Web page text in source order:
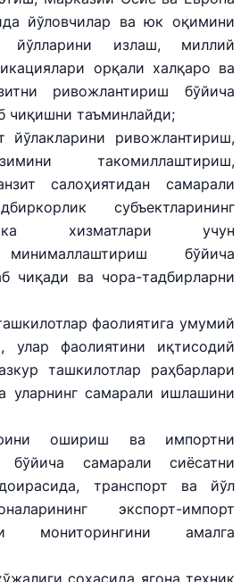
йўловчилар ва юк оқимини
йўлларини излаш, миллий
орқали халқаро ва
ривожлантириш бўйича
чиқишни таъминлайди;
йўлакларини ривожлантириш,
такомиллаштириш,
салоҳиятидан самарали
субъектларининг
хизматлари учун
минималлаштириш бўйича
чиқади ва чора-тадбирларни
фаолиятига умумий
улар фаолиятини иқтисодий
ташкилотлар раҳбарлари
уларнинг самарали ишлашини
ошириш ва импортни
бўйича самарали сиёсатни
транспорт ва йўл
экспорт-импорт
мониторингини амалга